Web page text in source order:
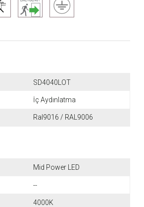
SD4040LOT
İç Aydınlatma
Ral9016 / RAL9006
Mid Power LED
--
4000K